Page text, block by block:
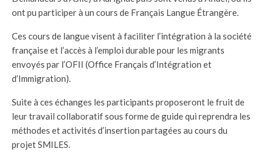
ont pu participer à un cours de Français Langue Étrangère.
Ces cours de langue visent à faciliter l’intégration à la société
française et l’accès à l’emploi durable pour les migrants
envoyés par l’OFII (Office Français d’Intégration et
d’Immigration).
Suite à ces échanges les participants proposeront le fruit de
leur travail collaboratif sous forme de guide qui reprendra les
méthodes et activités d’insertion partagées au cours du
projet SMILES.